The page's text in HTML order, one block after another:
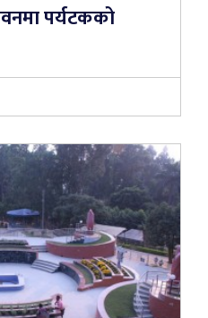
पर्यटकको